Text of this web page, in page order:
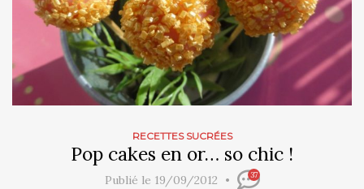
RECETTES SUCRÉES
Pop cakes en or… so chic !
Publié le 19/09/2012 37